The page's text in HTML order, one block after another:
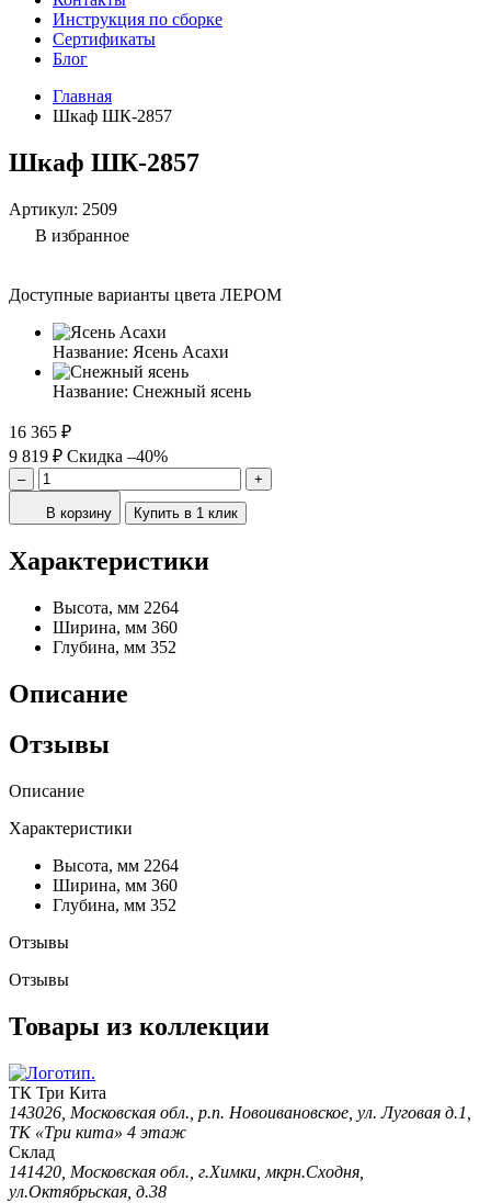
Инструкция по сборке
Сертификаты
Блог
Главная
Шкаф ШК-2857
Шкаф ШК-2857
Артикул: 2509
В избранное
Доступные варианты цвета ЛЕРОМ
Название: Ясень Асахи
Название: Снежный ясень
16 365 ₽
9 819 ₽ Скидка –40%
– +
В корзину Купить в 1 клик
Характеристики
Высота, мм 2264
Ширина, мм 360
Глубина, мм 352
Описание
Отзывы
Описание
Характеристики
Высота, мм 2264
Ширина, мм 360
Глубина, мм 352
Отзывы
Отзывы
Товары из коллекции
ТК Три Кита
143026, Московская обл., р.п. Новоивановское, ул. Луговая д.1,
ТК «Три кита» 4 этаж
Склад
141420, Московская обл., г.Химки, мкрн.Сходня,
ул.Октябрьская, д.38